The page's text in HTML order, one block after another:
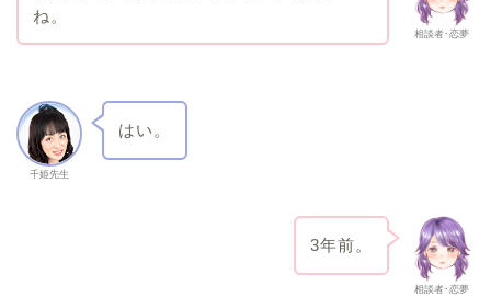
相談者･恋夢
ね。
千姫先生
はい。
相談者･恋夢
3年前。